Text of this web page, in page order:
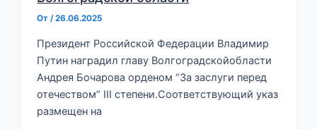
От/26.06.2025
Президент Российской Федерации Владимир
Путин наградил главу Волгоградскойобласти
Андрея Бочарова орденом “За заслуги перед
отечеством” III степени.Соответствующий указ
размещен на